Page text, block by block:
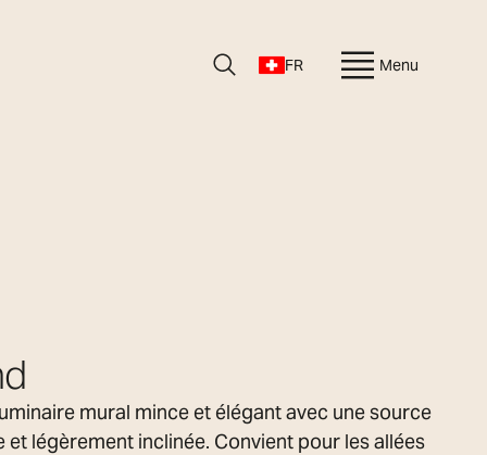
FR Menu
mural mince et élégant avec une source
et légèrement inclinée. Convient pour les allées